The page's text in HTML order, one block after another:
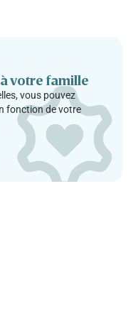
votre famille
vous pouvez
fonction de votre